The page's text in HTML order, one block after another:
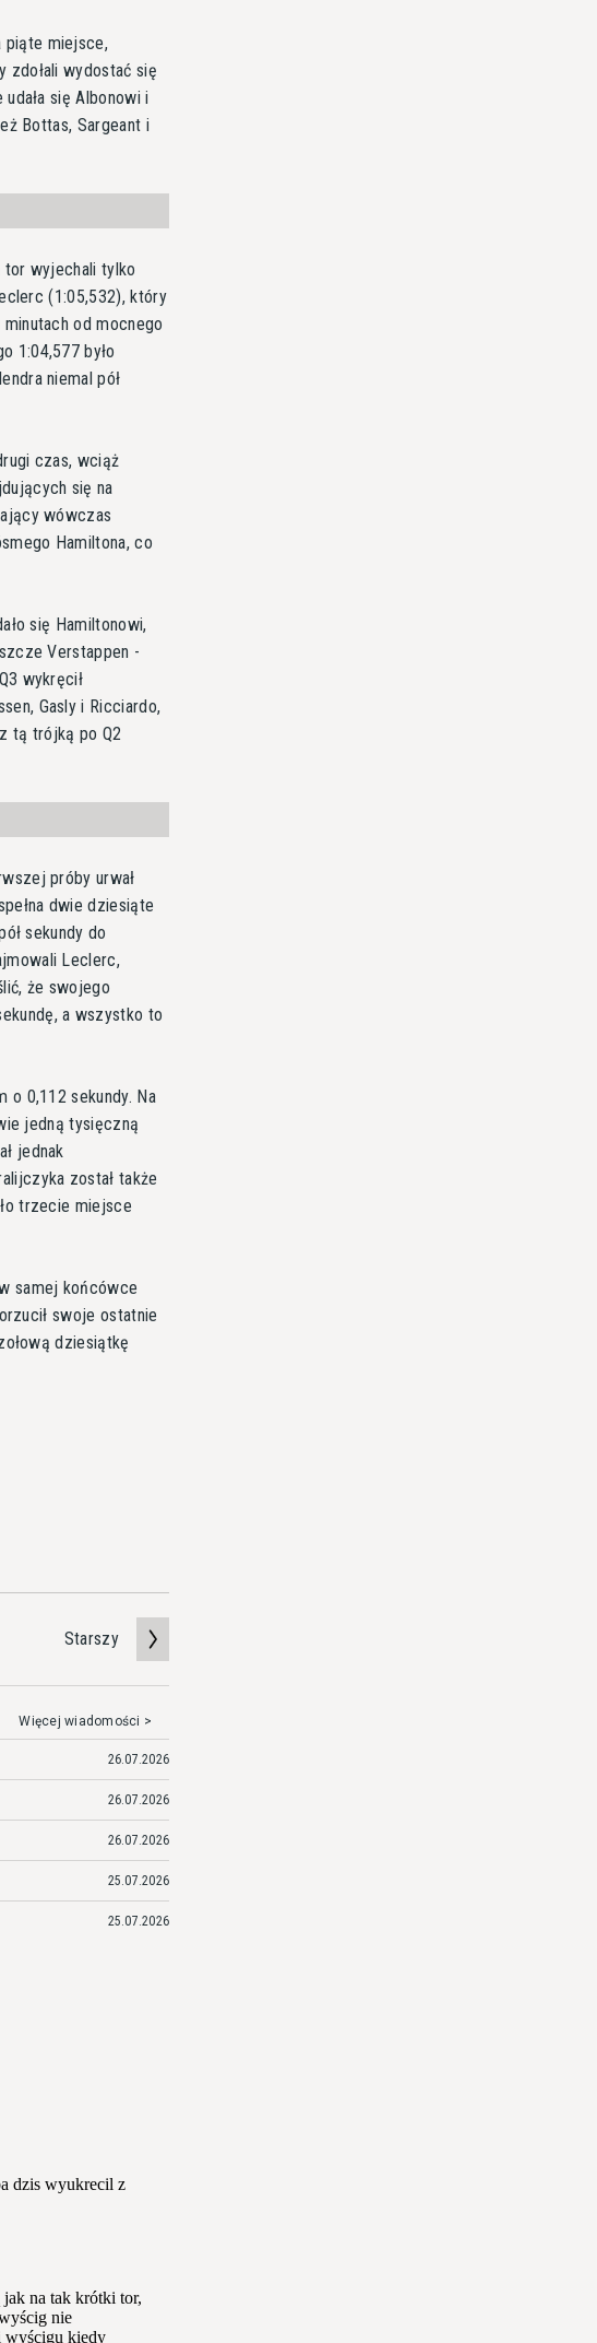
piąte miejsce,
zdołali wydostać się
się Albonowi i
Bottas, Sargeant i
tor wyjechali tylko
(1:05,532), który
od mocnego
1:04,577 było
niemal pół
czas, wciąż
się na
wówczas
Hamiltona, co
się Hamiltonowi,
Verstappen -
wykręcił
Gasly i Ricciardo,
tą trójką po Q2
próby urwał
dwie dziesiąte
sekundy do
Leclerc,
że swojego
a wszystko to
o 0,112 sekundy. Na
jedną tysięczną
jednak
został także
trzecie miejsce
samej końcówce
swoje ostatnie
dziesiątkę
Starszy
Więcej wiadomości >
26.07.2026
26.07.2026
26.07.2026
25.07.2026
25.07.2026